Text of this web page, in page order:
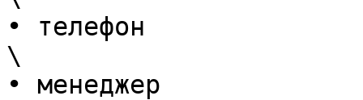
• телефон
\
• менеджер